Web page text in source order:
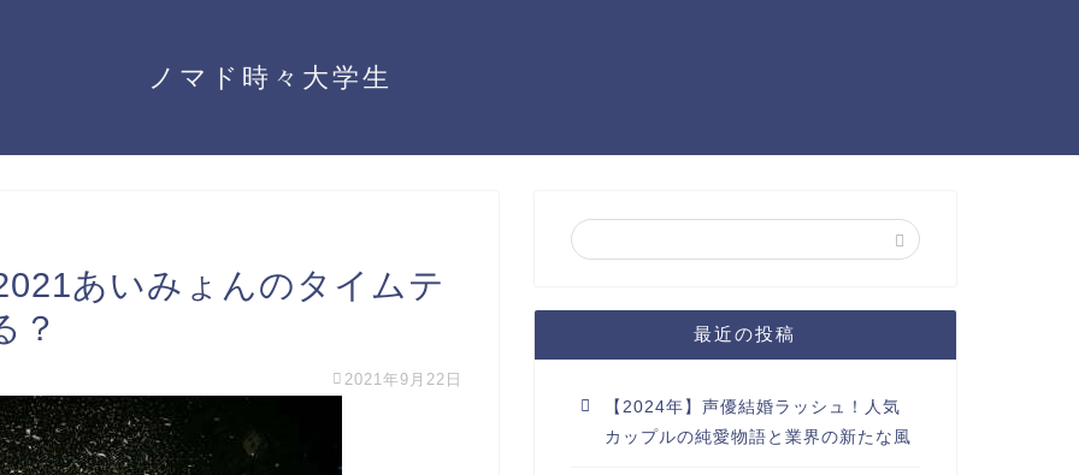
ノマド時々大学生
あいみょんのタイムテ
？
2021年9月22日
最近の投稿
【2024年】声優結婚ラッシュ！人気
カップルの純愛物語と業界の新たな風